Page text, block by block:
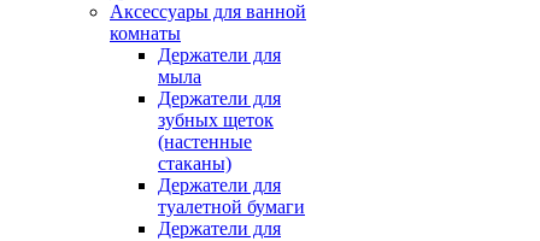
Аксессуары для ванной
комнаты
Держатели для
мыла
Держатели для
зубных щеток
(настенные
стаканы)
Держатели для
туалетной бумаги
Держатели для